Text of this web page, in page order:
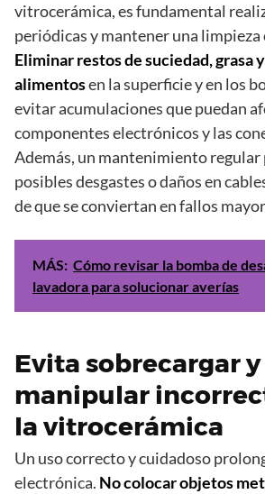
vitrocerámica, es fundamental
periódicas y mantener una
Eliminar restos de suciedad, grasa
alimentosen la superficie y en los
evitar acumulaciones que puedan
componentes electrónicos y las
Además, un mantenimiento
posibles desgastes o daños en
de que se conviertan en fallos
MÁS: Cómo revisar la bomba de
lavadora para solucionar averías
Evita sobrecargar y
manipular
la vitrocerámica
Un uso correcto y cuidadoso
electrónica. No colocar objetos